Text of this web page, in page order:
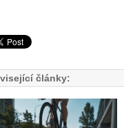
články: